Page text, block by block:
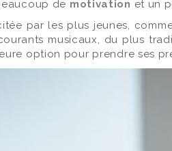
de motivation et un
par les plus jeunes,
musicaux, du plus
option pour prendre ses